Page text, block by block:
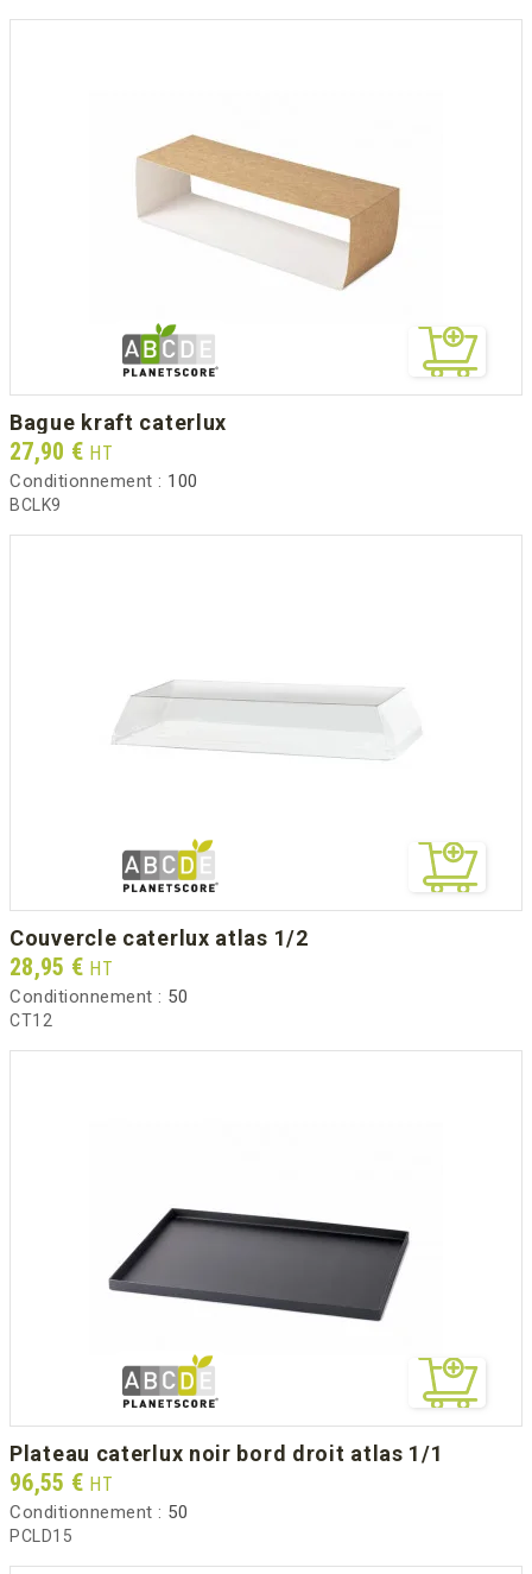
bague kraft caterlux
Prix
27,90 € HT
Conditionnement : 100
BCLK9
couvercle caterlux atlas 1/2
Prix
28,95 € HT
Conditionnement : 50
CT12
plateau caterlux noir bord droit atlas 1/1
Prix
96,55 € HT
Conditionnement : 50
PCLD15